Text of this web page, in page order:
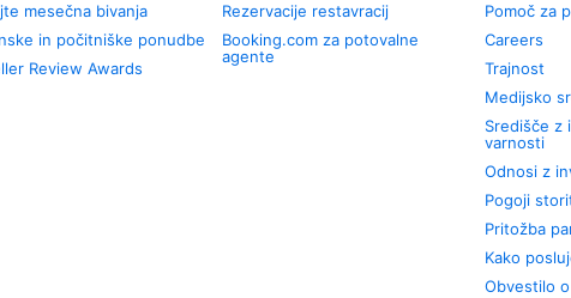
mesečna bivanja
in počitniške ponudbe
Review Awards
Rezervacije restavracij
Booking.com za potovalne
agente
Pomoč za
Careers
Trajnost
Medijsko
Središče z
varnosti
Odnosi z
Pogoji
Pritožba
Kako
Obvestilo